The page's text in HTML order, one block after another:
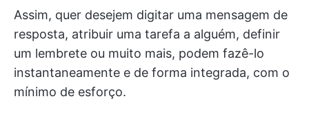
Assim, quer desejem digitar uma mensagem de
resposta, atribuir uma tarefa a alguém, definir
um lembrete ou muito mais, podem fazê-lo
instantaneamente e de forma integrada, com o
mínimo de esforço.